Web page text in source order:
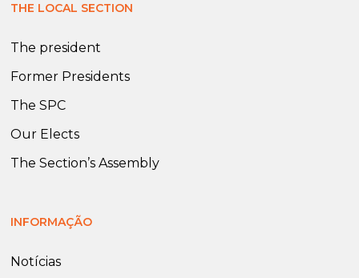
THE LOCAL SECTION
The president
Former Presidents
The SPC
Our Elects
The Section’s Assembly
INFORMAÇÃO
Notícias